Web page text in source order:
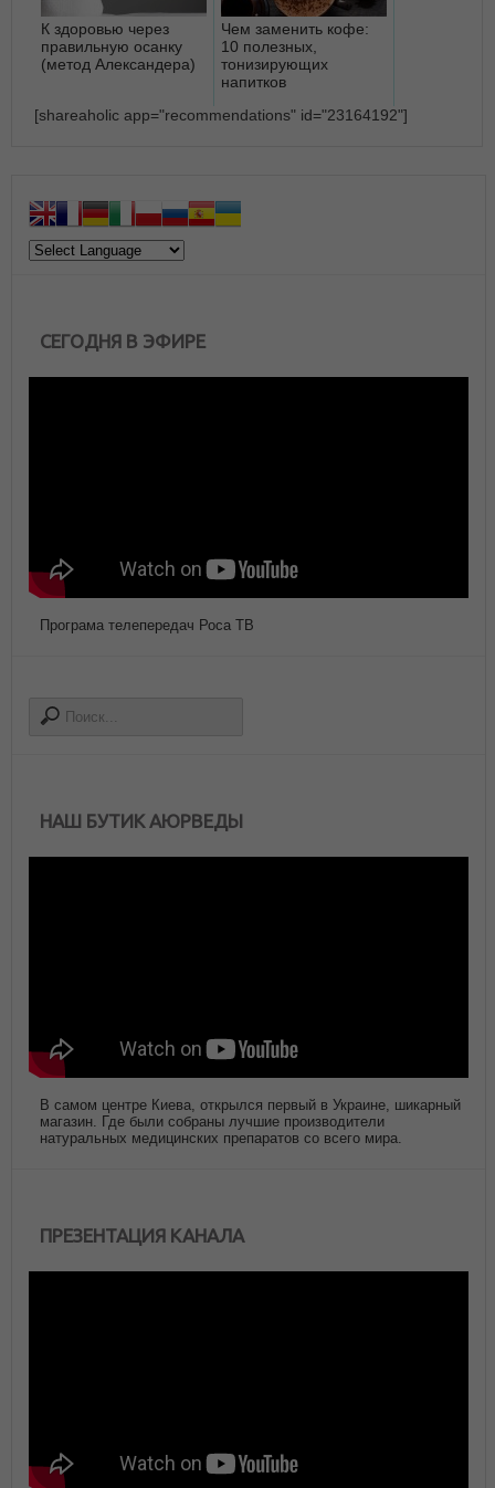
К здоровью через
правильную осанку
(метод Александера)
Чем заменить кофе:
10 полезных,
тонизирующих
напитков
[shareaholic app="recommendations" id="23164192"]
СЕГОДНЯ В ЭФИРЕ
Програма телепередач Роса ТВ
НАШ БУТИК АЮРВЕДЫ
В самом центре Киева, открылся первый в Украине, шикарный
магазин. Где были собраны лучшие производители
натуральных медицинских препаратов со всего мира.
ПРЕЗЕНТАЦИЯ КАНАЛА